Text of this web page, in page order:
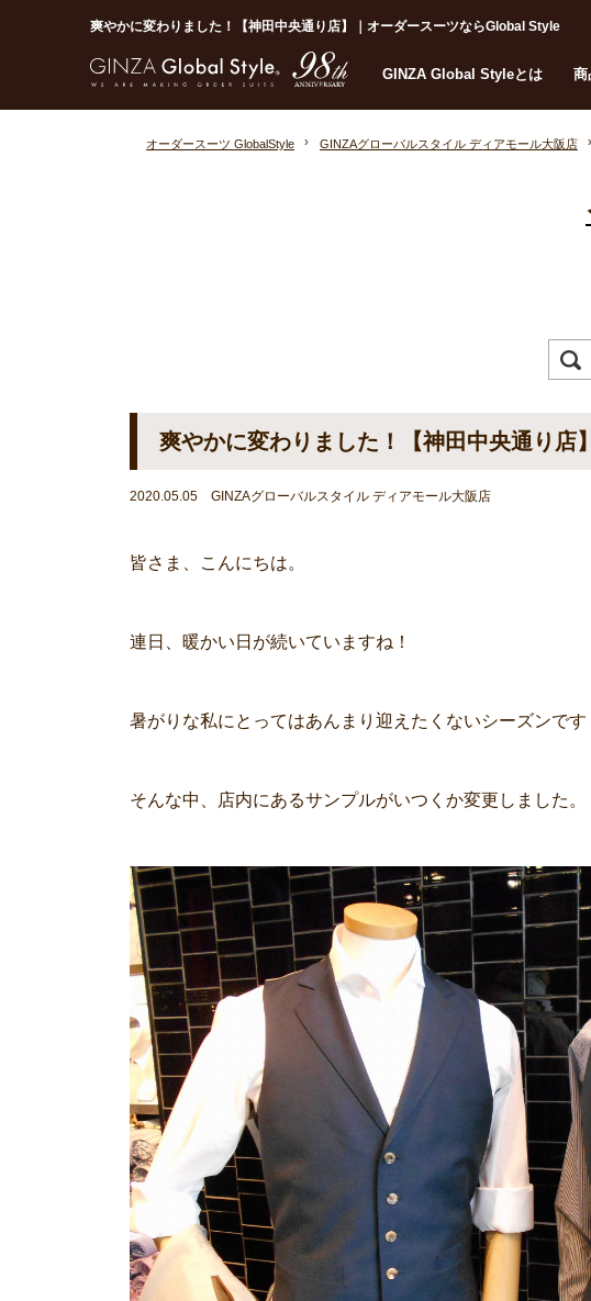
爽やかに変わりました！【神田中央通り店】｜オーダースーツならGlobal Style
GINZA Global Styleとは 商
オーダースーツ GlobalStyle GINZAグローバルスタイル ディアモール大阪店
爽やかに変わりました！【神田中央通り店】
2020.05.05 GINZAグローバルスタイル ディアモール大阪店
皆さま、こんにちは。
連日、暖かい日が続いていますね！
暑がりな私にとってはあんまり迎えたくないシーズンです
そんな中、店内にあるサンプルがいつくか変更しました。